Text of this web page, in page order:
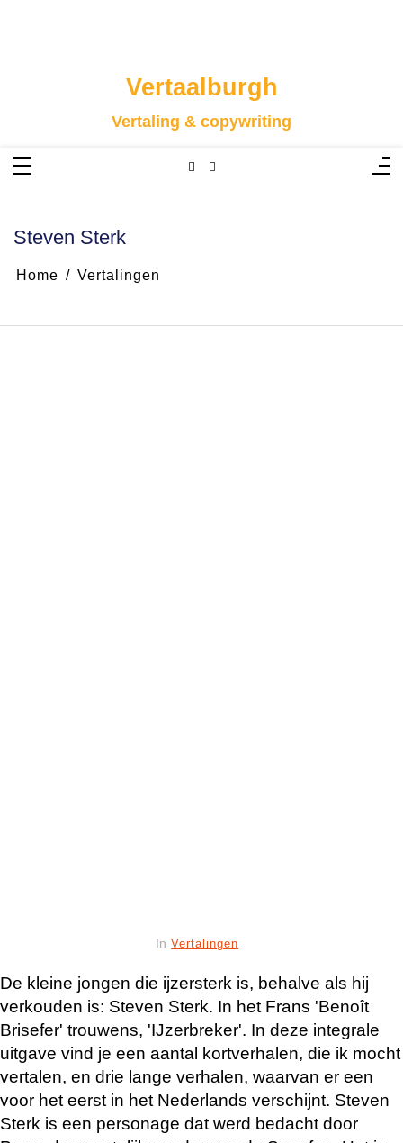
Vertaalburgh
Vertaling & copywriting
Steven Sterk
Home Vertalingen
In Vertalingen
De kleine jongen die ijzersterk is, behalve als hij
verkouden is: Steven Sterk. In het Frans 'Benoît
Brisefer' trouwens, 'IJzerbreker'. In deze integrale
uitgave vind je een aantal kortverhalen, die ik mocht
vertalen, en drie lange verhalen, waarvan er een
voor het eerst in het Nederlands verschijnt. Steven
Sterk is een personage dat werd bedacht door